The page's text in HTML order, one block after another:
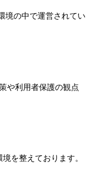
境の中で運営されてい
や利用者保護の観点
を整えております。